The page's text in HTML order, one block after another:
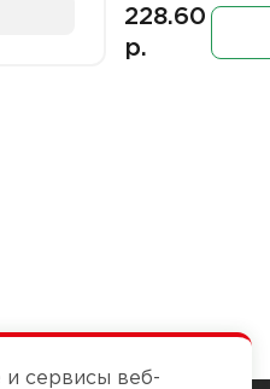
228.60
р.
сервисы веб-